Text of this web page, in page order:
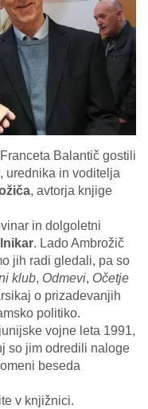
Balantič gostili
urednika in voditelja
, avtorja knjige
in dolgoletni
. Lado Ambrožič
jih radi gledali, pa so
klub, Odmevi, Očetje
o prizadevanjih
politiko.
vojne leta 1991,
so jim odredili naloge
beseda
v knjižnici.